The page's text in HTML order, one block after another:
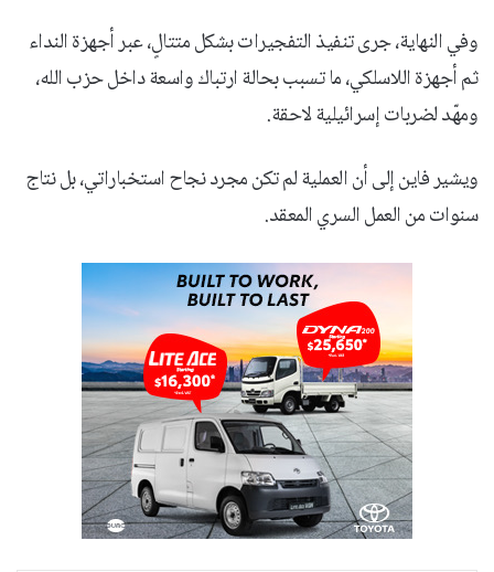
وفي النهاية، جرى تنفيذ التفجيرات بشكل متتالٍ، عبر أجهزة النداء
ثم أجهزة اللاسلكي، ما تسبب بحالة ارتباك واسعة داخل حزب الله،
ومهّد لضربات إسرائيلية لاحقة.
ويشير فاين إلى أن العملية لم تكن مجرد نجاح استخباراتي، بل نتاج
سنوات من العمل السري المعقد.